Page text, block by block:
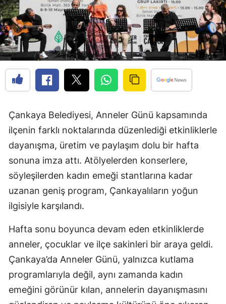
Çankaya Belediyesi, Anneler Günü kapsamında
ilçenin farklı noktalarında düzenlediği etkinliklerle
dayanışma, üretim ve paylaşım dolu bir hafta
sonuna imza attı. Atölyelerden konserlere,
söyleşilerden kadın emeği stantlarına kadar
uzanan geniş program, Çankayalıların yoğun
ilgisiyle karşılandı.
Hafta sonu boyunca devam eden etkinliklerde
anneler, çocuklar ve ilçe sakinleri bir araya geldi.
Çankaya’da Anneler Günü, yalnızca kutlama
programlarıyla değil, aynı zamanda kadın
emeğini görünür kılan, annelerin dayanışmasını